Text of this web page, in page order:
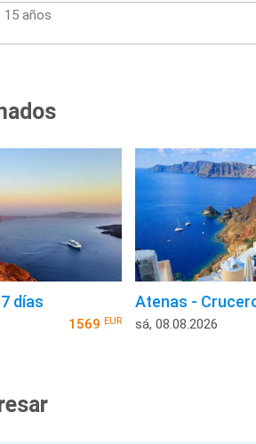
días
1569 EUR
Atenas -
sá, 08.08.2026